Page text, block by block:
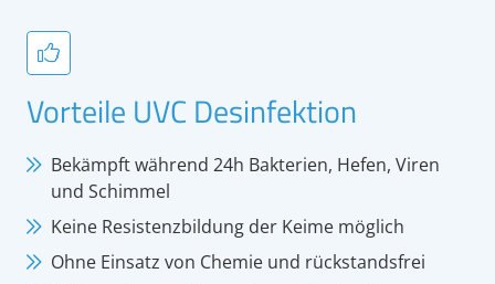
Vorteile UVC Desinfektion
Bekämpft während 24h Bakterien, Hefen, Viren
und Schimmel
Keine Resistenzbildung der Keime möglich
Ohne Einsatz von Chemie und rückstandsfrei